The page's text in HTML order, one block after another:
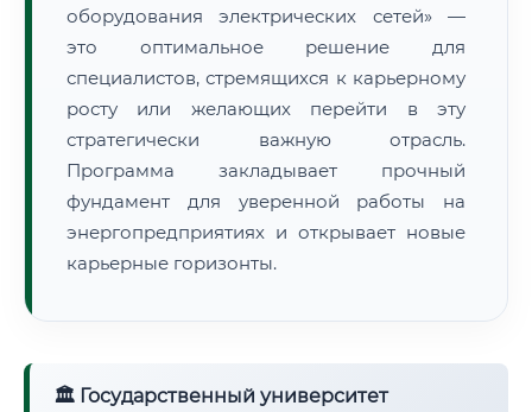
оборудования электрических сетей» —
это оптимальное решение для
специалистов, стремящихся к карьерному
росту или желающих перейти в эту
стратегически важную отрасль.
Программа закладывает прочный
фундамент для уверенной работы на
энергопредприятиях и открывает новые
карьерные горизонты.
🏛 Государственный университет